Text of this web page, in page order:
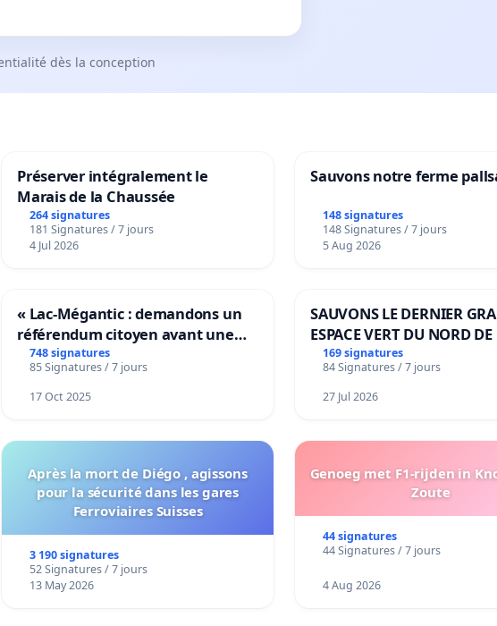
dès la conception
Préserver intégralement le
Marais de la Chaussée
264 signatures
181 Signatures / 7 jours
4 Jul 2026
Sauvons notre ferme
148 signatures
148 Signatures / 7 jours
5 Aug 2026
« Lac-Mégantic : demandons un
référendum citoyen avant une
transformation irréversible de
notre territoire »
748 signatures
85 Signatures / 7 jours
17 Oct 2025
SAUVONS LE DERNIER
ESPACE VERT DU NORD
BOUGERIES
169 signatures
84 Signatures / 7 jours
27 Jul 2026
Après la mort de Diégo , agissons
pour la sécurité dans les gares
Ferroviaires Suisses
3 190 signatures
52 Signatures / 7 jours
13 May 2026
Genoeg met F1-rijden in
Zoute
44 signatures
44 Signatures / 7 jours
4 Aug 2026